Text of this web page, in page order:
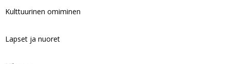
Kulttuurinen omiminen
Lapset ja nuoret